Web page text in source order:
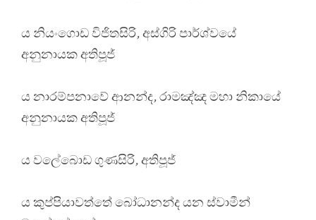
ය නියංගොඩ විජිතසිරි, අස්ගිරි පාර්ශ්වයේ
අනුනායක අතිපූජ්
ය නාරම්පනාවේ ආනන්ද, රාමඤ්ඤ මහා නිකායේ
අනුනායක අතිපූජ්
ය වලේබොඩ ගුණසිරි, අතිපූජ්
ය කුප්පියාවත්තේ බෝධානන්ද යන ස්වාමීන්